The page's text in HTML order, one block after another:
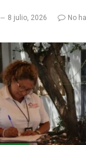
8 julio, 2026 No